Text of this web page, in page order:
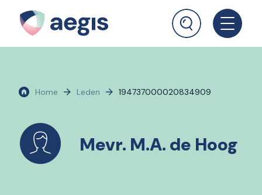
Home Leden 194737000020834909
Mevr. M.A. de Hoog